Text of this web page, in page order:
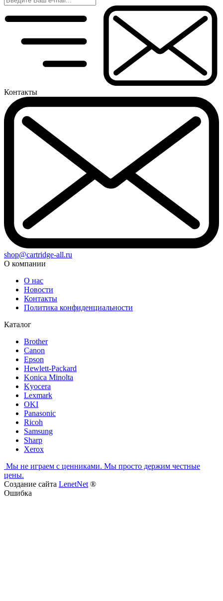
Контакты
shop@cartridge-all.ru
О компании
О нас
Новости
Контакты
Политика конфиденциальности
Каталог
Brother
Canon
Epson
Hewlett-Packard
Konica Minolta
Kyocera
Lexmark
OKI
Panasonic
Ricoh
Samsung
Sharp
Xerox
Мы не играем с ценниками. Мы просто держим честные
цены.
Создание сайта LenetNet ®
Ошибка